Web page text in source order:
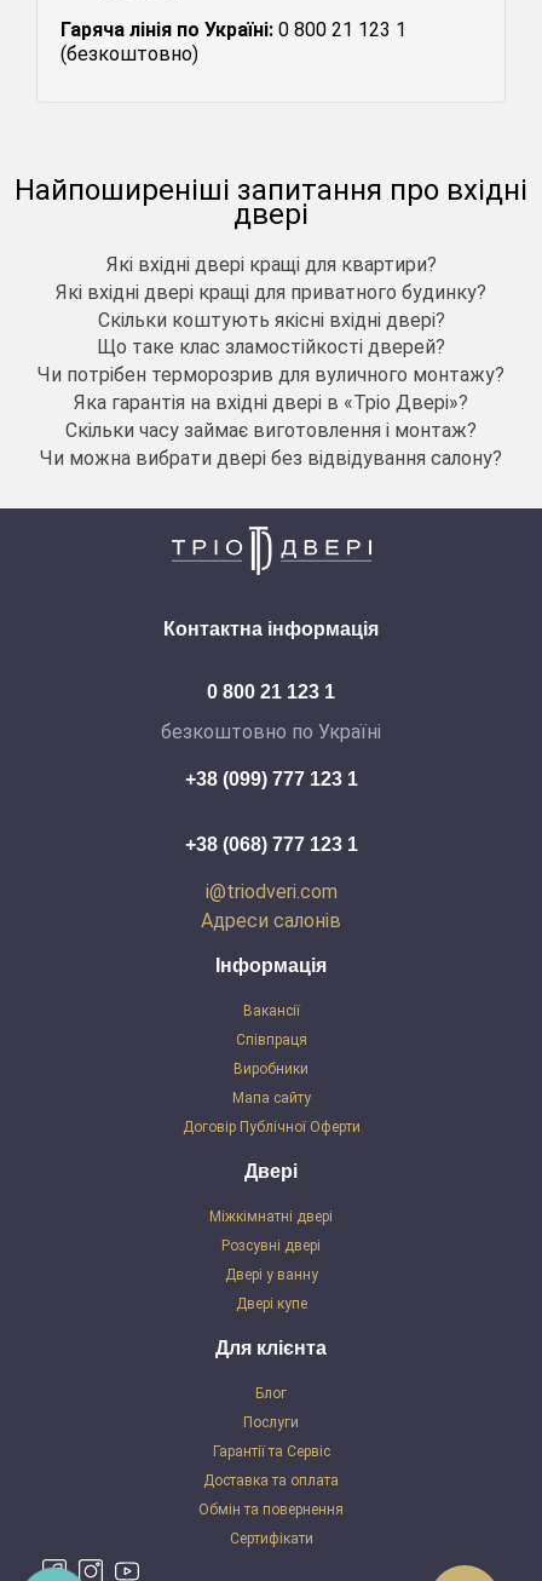
Гаряча лінія по Україні: 0 800 21 123 1
(безкоштовно)
Найпоширеніші запитання про вхідні
двері
Які вхідні двері кращі для квартири?
Які вхідні двері кращі для приватного будинку?
Скільки коштують якісні вхідні двері?
Що таке клас зламостійкості дверей?
Чи потрібен терморозрив для вуличного монтажу?
Яка гарантія на вхідні двері в «Тріо Двері»?
Скільки часу займає виготовлення і монтаж?
Чи можна вибрати двері без відвідування салону?
Інформація
Вакансії
Співпраця
Виробники
Мапа сайту
Договір Публічної Оферти
Двері
Міжкімнатні двері
Розсувні двері
Двері у ванну
Двері купе
Для клієнта
Блог
Послуги
Гарантії та Сервіс
Доставка та оплата
Обмін та повернення
Сертифікати
Контактна інформація
0 800 21 123 1
безкоштовно по Україні
+38 (099) 777 123 1
+38 (068) 777 123 1
i@triodveri.com
Адреси салонів